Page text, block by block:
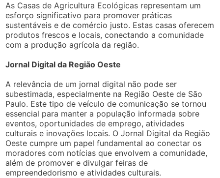
As Casas de Agricultura Ecológicas representam um
esforço significativo para promover práticas
sustentáveis e de comércio justo. Estas casas oferecem
produtos frescos e locais, conectando a comunidade
com a produção agrícola da região.
Jornal Digital da Região Oeste
A relevância de um jornal digital não pode ser
subestimada, especialmente na Região Oeste de São
Paulo. Este tipo de veículo de comunicação se tornou
essencial para manter a população informada sobre
eventos, oportunidades de emprego, atividades
culturais e inovações locais. O Jornal Digital da Região
Oeste cumpre um papel fundamental ao conectar os
moradores com notícias que envolvem a comunidade,
além de promover e divulgar feiras de
empreendedorismo e atividades culturais.